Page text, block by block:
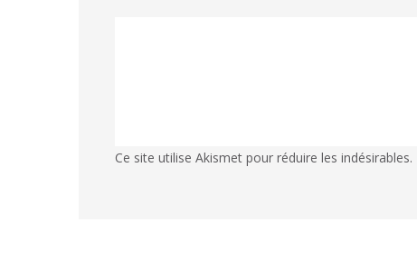
Ce site utilise Akismet pour réduire les indésirables.